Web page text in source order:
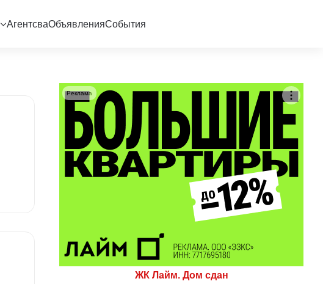
АгентсваОбъявленияСобытия
ЖК Лайм. Дом сдан
Реклама